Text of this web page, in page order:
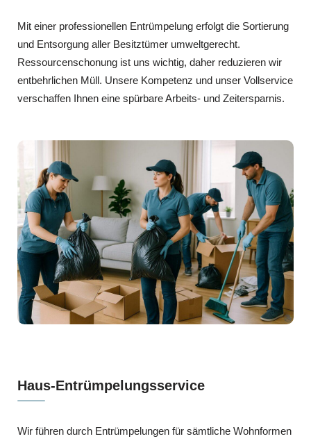
Mit einer professionellen Entrümpelung erfolgt die Sortierung
und Entsorgung aller Besitztümer umweltgerecht.
Ressourcenschonung ist uns wichtig, daher reduzieren wir
entbehrlichen Müll. Unsere Kompetenz und unser Vollservice
verschaffen Ihnen eine spürbare Arbeits- und Zeitersparnis.
Haus-Entrümpelungsservice
Wir führen durch Entrümpelungen für sämtliche Wohnformen